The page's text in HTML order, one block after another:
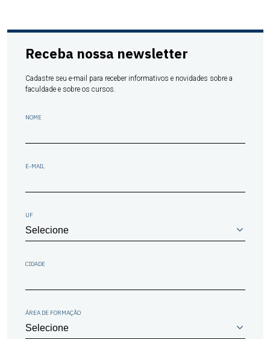
Receba nossa newsletter
Cadastre seu e-mail para receber informativos e novidades sobre a
faculdade e sobre os cursos.
NOME
E-MAIL
UF
CIDADE
ÁREA DE FORMAÇÃO